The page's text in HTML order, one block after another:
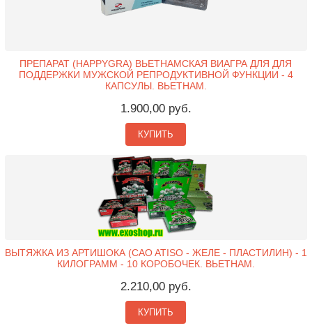
ПРЕПАРАТ (HAPPYGRA) ВЬЕТНАМСКАЯ ВИАГРА ДЛЯ ДЛЯ
ПОДДЕРЖКИ МУЖСКОЙ РЕПРОДУКТИВНОЙ ФУНКЦИИ - 4
КАПСУЛЫ. ВЬЕТНАМ.
1.900,00 руб.
КУПИТЬ
ВЫТЯЖКА ИЗ АРТИШОКА (CAO ATISO - ЖЕЛЕ - ПЛАСТИЛИН) - 1
КИЛОГРАММ - 10 КОРОБОЧЕК. ВЬЕТНАМ.
2.210,00 руб.
КУПИТЬ